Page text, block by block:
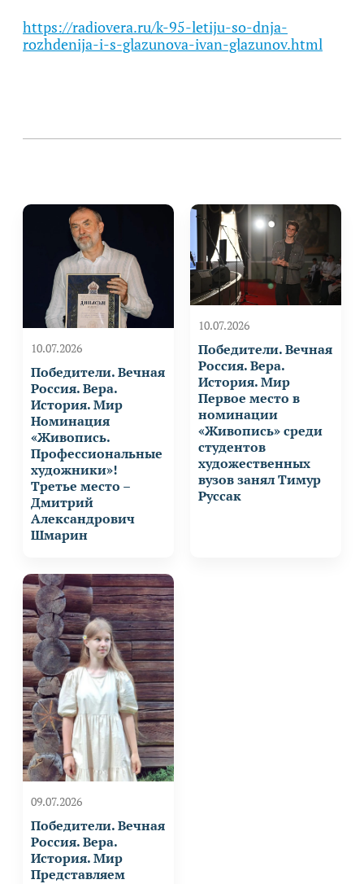
https://radiovera.ru/k-95-letiju-so-dnja-
rozhdenija-i-s-glazunova-ivan-glazunov.html
10.07.2026
Победители. Вечная
Россия. Вера.
История. Мир
Номинация
«Живопись.
Профессиональные
художники»!
Третье место –
Дмитрий
Александрович
Шмарин
10.07.2026
Победители. Вечная
Россия. Вера.
История. Мир
Первое место в
номинации
«Живопись» среди
студентов
художественных
вузов занял Тимур
Руссак
09.07.2026
Победители. Вечная
Россия. Вера.
История. Мир
Представляем